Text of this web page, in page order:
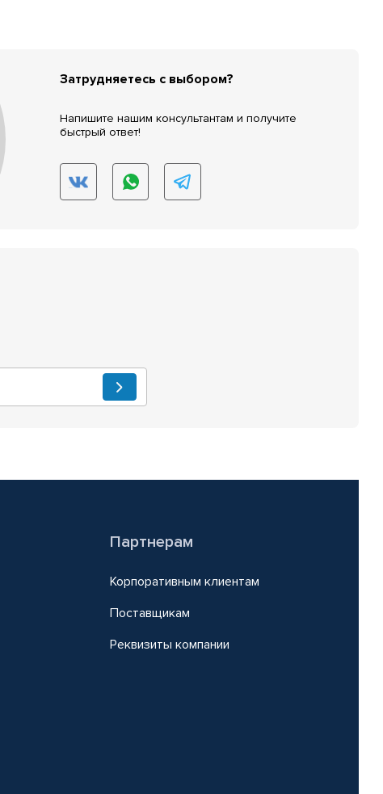
Затрудняетесь с выбором?
Напишите нашим консультантам и получите
быстрый ответ!
Партнерам
Корпоративным клиентам
Поставщикам
Реквизиты компании